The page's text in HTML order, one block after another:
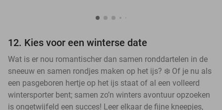
12. Kies voor een winterse date
Wat is er nou romantischer dan samen ronddartelen in de
sneeuw en samen rondjes maken op het ijs? ❄️ Of je nu als
een pasgeboren hertje op het ijs staat of al een volleerd
wintersporter bent; samen zo’n winters avontuur opzoeken
is ongetwijfeld een succes! Leer elkaar de fijne kneepjes,